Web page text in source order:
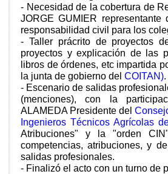
- Necesidad de la cobertura de
JORGE GUMIER
responsabilidad civil para los
- Taller prácrito de proyectos
proyectos y explicación de las
libros de órdenes, etc impartida
la junta de gobierno del COITAN).
- Escenario de salidas
(menciones), con la
ALAMEDA Presidente del
Ingenieros Técnicos Agrícolas
Atribuciones" y la "orden
competencias, atribuciones, y
salidas profesionales.
- Finalizó el acto con un turno de